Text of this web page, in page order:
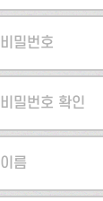
비밀번호
비밀번호 확인
이름